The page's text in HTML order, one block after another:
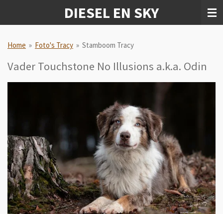
de
DIESEL EN SKY
Home » Foto's Tracy » Stamboom Tracy
Vader Touchstone No Illusions a.k.a. Odin